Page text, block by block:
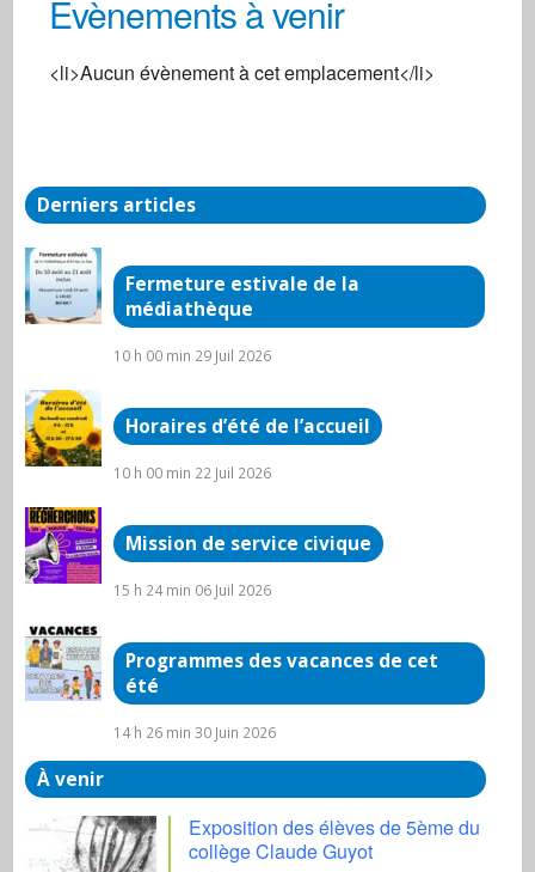
3, rue de la Gare - Arnay-Le-Duc
Évènements à venir
<li>Aucun évènement à cet emplacement</li>
Derniers articles
Fermeture estivale de la
médiathèque
10 h 00 min 29 Juil 2026
Horaires d’été de l’accueil
10 h 00 min 22 Juil 2026
Mission de service civique
15 h 24 min 06 Juil 2026
Programmes des vacances de cet
été
14 h 26 min 30 Juin 2026
À venir
Exposition des élèves de 5ème du
collège Claude Guyot